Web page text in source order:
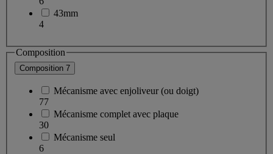
43mm
4
Composition
Composition 7
Mécanisme avec enjoliveur (ou doigt)
77
Mécanisme complet avec plaque
30
Mécanisme seul
6